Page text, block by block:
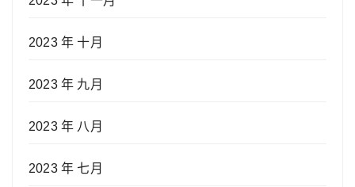
2023 年 十月
2023 年 九月
2023 年 八月
2023 年 七月